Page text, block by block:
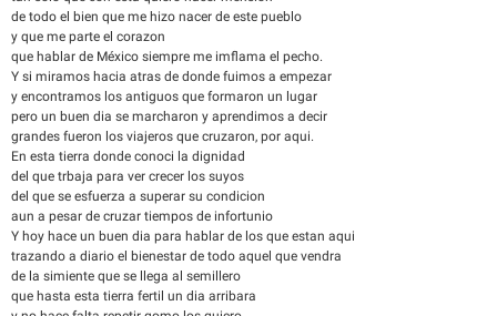
de todo el bien que me hizo nacer de este pueblo
y que me parte el corazon
que hablar de México siempre me imflama el pecho.
Y si miramos hacia atras de donde fuimos a empezar
y encontramos los antiguos que formaron un lugar
pero un buen dia se marcharon y aprendimos a decir
grandes fueron los viajeros que cruzaron, por aqui.
En esta tierra donde conoci la dignidad
del que trbaja para ver crecer los suyos
del que se esfuerza a superar su condicion
aun a pesar de cruzar tiempos de infortunio
Y hoy hace un buen dia para hablar de los que estan aqui
trazando a diario el bienestar de todo aquel que vendra
de la simiente que se llega al semillero
que hasta esta tierra fertil un dia arribara